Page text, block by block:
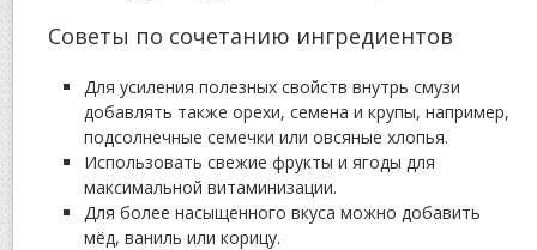
Советы по сочетанию ингредиентов
Для усиления полезных свойств внутрь смузи
добавлять также орехи, семена и крупы, например,
подсолнечные семечки или овсяные хлопья.
Использовать свежие фрукты и ягоды для
максимальной витаминизации.
Для более насыщенного вкуса можно добавить
мёд, ваниль или корицу.